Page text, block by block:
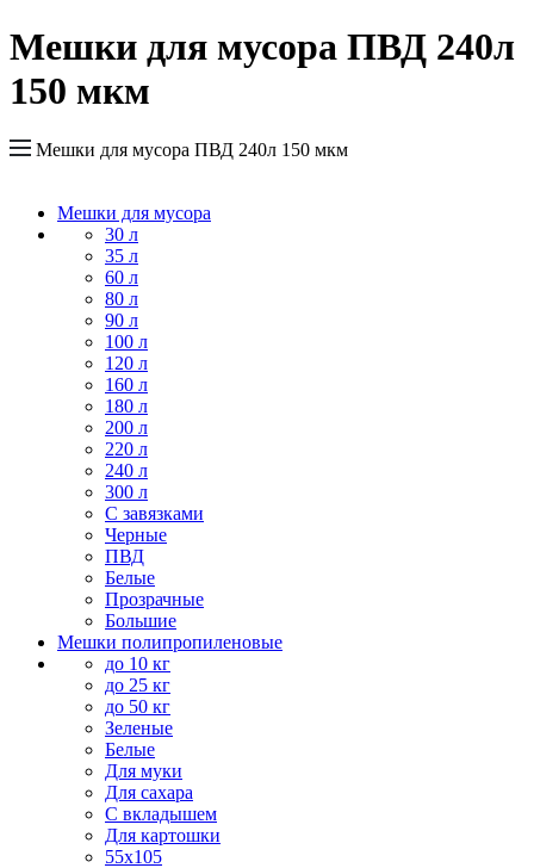
Мешки для мусора ПВД 240л
150 мкм
Мешки для мусора ПВД 240л 150 мкм
Мешки для мусора
30 л
35 л
60 л
80 л
90 л
100 л
120 л
160 л
180 л
200 л
220 л
240 л
300 л
С завязками
Черные
ПВД
Белые
Прозрачные
Большие
Мешки полипропиленовые
до 10 кг
до 25 кг
до 50 кг
Зеленые
Белые
Для муки
Для сахара
С вкладышем
Для картошки
55х105